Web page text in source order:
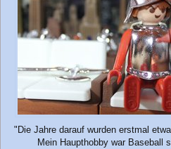
"Die Jahre darauf wurden erstmal
Mein Haupthobby war Baseball